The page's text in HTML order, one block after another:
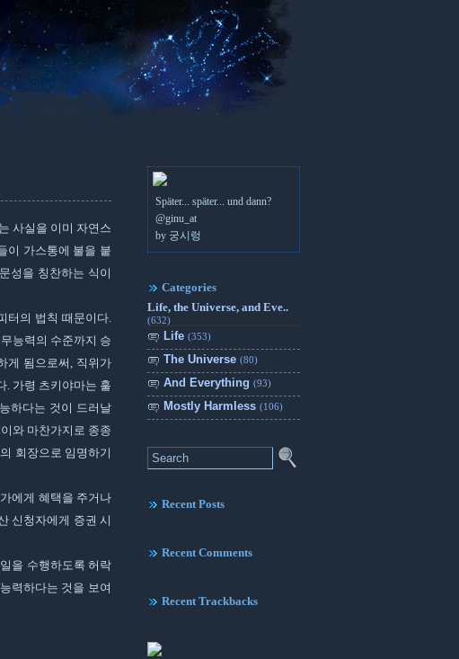
사실을 이미 자연스
이 가스통에 불을 붙
성을 칭찬하는 식이
터의 법칙 때문이다.
능력의 수준까지 승
게 됨으로써, 직위가
. 가령 츠키야마는 훌
하다는 것이 드러날
와 마찬가지로 종종
회장으로 임명하기
에게 혜택을 주거나
신청자에게 증권 시
을 수행하도록 허락
력하다는 것을 보여
Später... später... und dann?
@ginu_at
by 궁시렁
Categories
Life, the Universe, and Eve..
(632)
Life (353)
The Universe (80)
And Everything (93)
Mostly Harmless (106)
Recent Posts
Recent Comments
Recent Trackbacks